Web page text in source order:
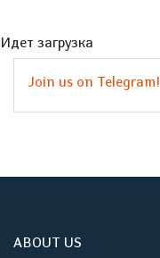
Идет загрузка
Join us on Telegram!
ABOUT US